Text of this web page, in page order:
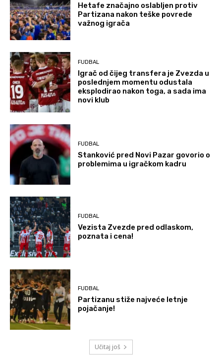
Hetafe značajno oslabljen protiv
Partizana nakon teške povrede
važnog igrača
FUDBAL
Igrač od čijeg transfera je Zvezda u
poslednjem momentu odustala
eksplodirao nakon toga, a sada ima
novi klub
FUDBAL
Stanković pred Novi Pazar govorio o
problemima u igračkom kadru
FUDBAL
Vezista Zvezde pred odlaskom,
poznata i cena!
FUDBAL
Partizanu stiže najveće letnje
pojačanje!
Učitaj još